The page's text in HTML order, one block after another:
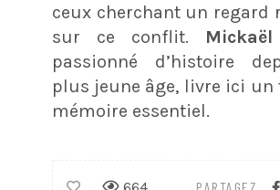
ceux cherchant un regard
sur ce conflit.
passionné d’histoire
plus jeune âge, livre ici un
mémoire essentiel.